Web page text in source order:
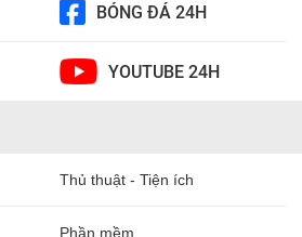
BÓNG ĐÁ 24H
YOUTUBE 24H
Thủ thuật - Tiện ích
Phần mềm